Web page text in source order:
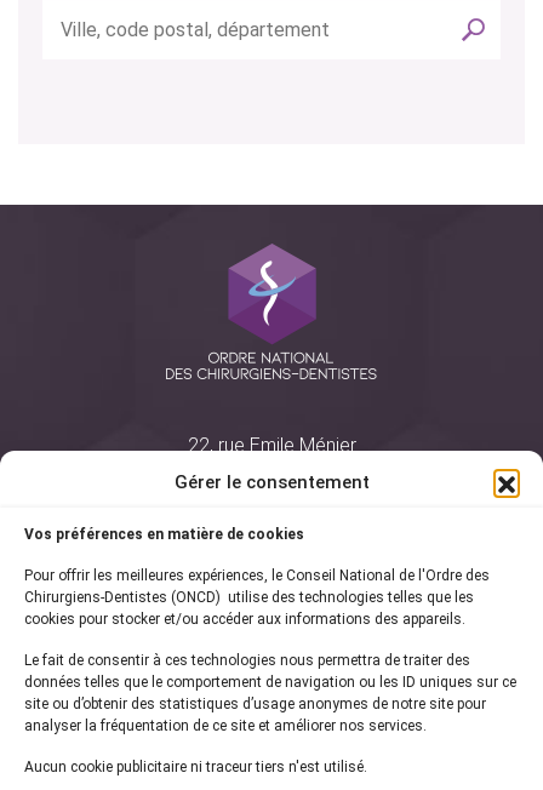
Gérer le consentement
Vos préférences en matière de cookies
Pour offrir les meilleures expériences, le Conseil National de l'Ordre des
Chirurgiens-Dentistes (ONCD) utilise des technologies telles que les
cookies pour stocker et/ou accéder aux informations des appareils.
Le fait de consentir à ces technologies nous permettra de traiter des
données telles que le comportement de navigation ou les ID uniques sur ce
site ou d’obtenir des statistiques d’usage anonymes de notre site pour
analyser la fréquentation de ce site et améliorer nos services.
Aucun cookie publicitaire ni traceur tiers n'est utilisé.
22, rue Emile Ménier
75761 Paris Cedex 16
01 44 34 78 80
courrier@oncd.org
Actualités
Presse
Informations légales
Plan du site